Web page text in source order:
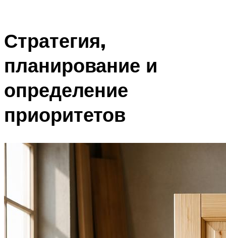
Стратегия,
планирование и
определение
приоритетов